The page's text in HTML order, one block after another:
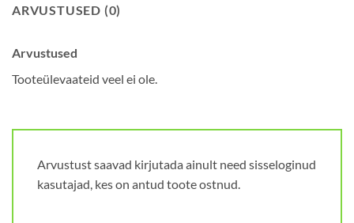
ARVUSTUSED (0)
Arvustused
Tooteülevaateid veel ei ole.
Arvustust saavad kirjutada ainult need sisseloginud
kasutajad, kes on antud toote ostnud.